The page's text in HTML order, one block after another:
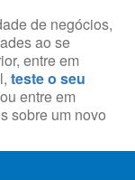
de negócios,
ao se
entre em
teste o seu
entre em
sobre um novo